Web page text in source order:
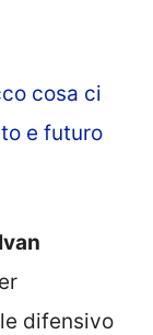
cosa ci
e futuro
difensivo